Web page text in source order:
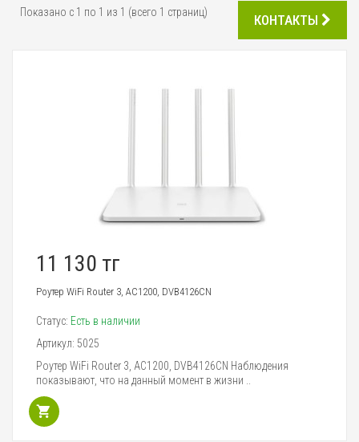
Показано с 1 по 1 из 1 (всего 1 страниц) КОНТАКТЫ
11 130 тг
Роутер WiFi Router 3, AC1200, DVB4126CN
Статус: Есть в наличии
Артикул: 5025
Роутер WiFi Router 3, AC1200, DVB4126CN Наблюдения
показывают, что на данный момент в жизни ..